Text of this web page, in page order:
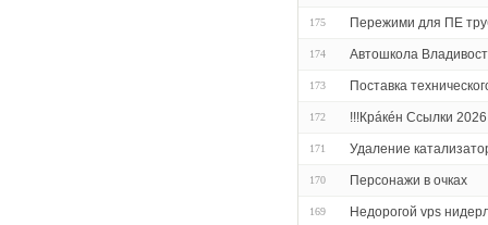
175 Пережими для ПЕ
174 Автошкола
173 Поставка
172 !!!Крáкéн Ссылки
171 Удаление
170 Персонажи в очках
169 Недорогой vps